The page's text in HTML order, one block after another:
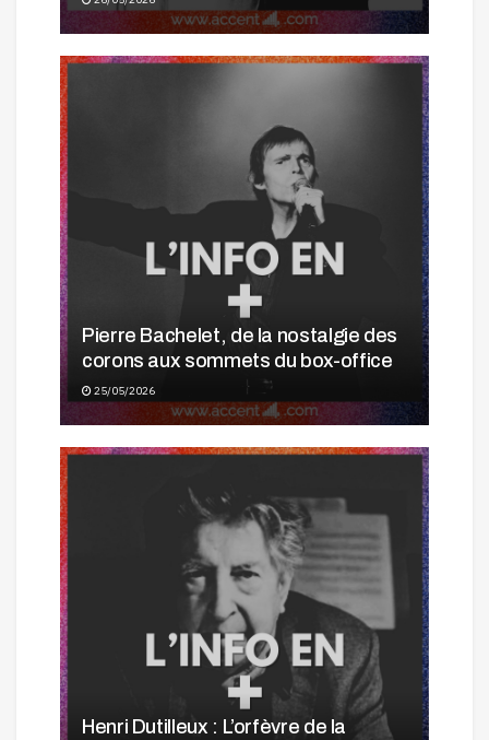
Pierre Bachelet, de la nostalgie des
corons aux sommets du box-office
25/05/2026
Henri Dutilleux : L’orfèvre de la